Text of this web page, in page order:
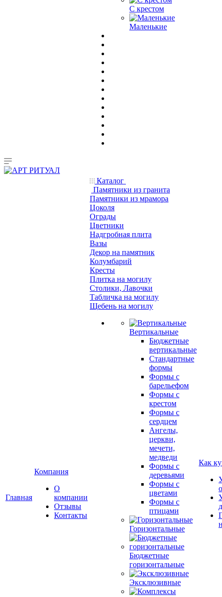
С крестом
Маленькие
Главная
Компания
О
компании
Отзывы
Контакты
Каталог
Памятники из гранита
Памятники из мрамора
Цоколя
Ограды
Цветники
Надгробная плита
Вазы
Декор на памятник
Колумбарий
Кресты
Плитка на могилу
Столики, Лавочки
Табличка на могилу
Щебень на могилу
Вертикальные
Бюджетные
вертикальные
Стандартные
формы
Формы с
барельефом
Формы с
крестом
Формы с
сердцем
Ангелы,
церкви,
мечети,
медведи
Формы с
деревьями
Формы с
цветами
Формы с
птицами
Горизонтальные
Бюджетные
горизонтальные
Эксклюзивные
Как